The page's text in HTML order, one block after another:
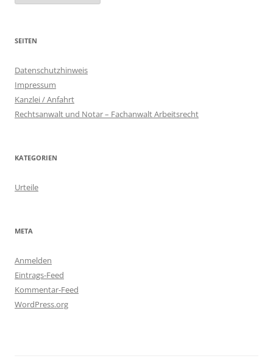
SEITEN
Datenschutzhinweis
Impressum
Kanzlei / Anfahrt
Rechtsanwalt und Notar – Fachanwalt Arbeitsrecht
KATEGORIEN
Urteile
META
Anmelden
Eintrags-Feed
Kommentar-Feed
WordPress.org